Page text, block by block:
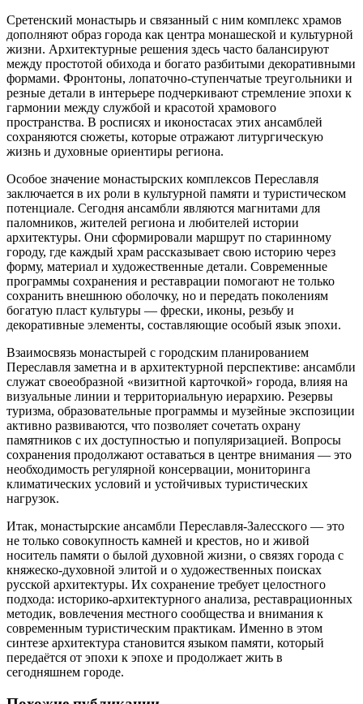
Сретенский монастырь и связанный с ним комплекс храмов
дополняют образ города как центра монашеской и культурной
жизни. Архитектурные решения здесь часто балансируют
между простотой обихода и богато разбитыми декоративными
формами. Фронтоны, лопаточно-ступенчатые треугольники и
резные детали в интерьере подчеркивают стремление эпохи к
гармонии между службой и красотой храмового
пространства. В росписях и иконостасах этих ансамблей
сохраняются сюжеты, которые отражают литургическую
жизнь и духовные ориентиры региона.
Особое значение монастырских комплексов Переславля
заключается в их роли в культурной памяти и туристическом
потенциале. Сегодня ансамбли являются магнитами для
паломников, жителей региона и любителей истории
архитектуры. Они сформировали маршрут по старинному
городу, где каждый храм рассказывает свою историю через
форму, материал и художественные детали. Современные
программы сохранения и реставрации помогают не только
сохранить внешнюю оболочку, но и передать поколениям
богатую пласт культуры — фрески, иконы, резьбу и
декоративные элементы, составляющие особый язык эпохи.
Взаимосвязь монастырей с городским планированием
Переславля заметна и в архитектурной перспективе: ансамбли
служат своеобразной «визитной карточкой» города, влияя на
визуальные линии и территориальную иерархию. Резервы
туризма, образовательные программы и музейные экспозиции
активно развиваются, что позволяет сочетать охрану
памятников с их доступностью и популяризацией. Вопросы
сохранения продолжают оставаться в центре внимания — это
необходимость регулярной консервации, мониторинга
климатических условий и устойчивых туристических
нагрузок.
Итак, монастырские ансамбли Переславля-Залесского — это
не только совокупность камней и крестов, но и живой
носитель памяти о былой духовной жизни, о связях города с
княжеско-духовной элитой и о художественных поисках
русской архитектуры. Их сохранение требует целостного
подхода: историко-архитектурного анализа, реставрационных
методик, вовлечения местного сообщества и внимания к
современным туристическим практикам. Именно в этом
синтезе архитектура становится языком памяти, который
передаётся от эпохи к эпохе и продолжает жить в
сегодняшнем городе.